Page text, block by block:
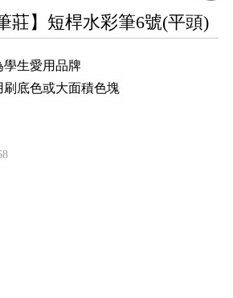
莊】短桿水彩筆6號(平頭)
生愛用品牌
底色或大面積色塊